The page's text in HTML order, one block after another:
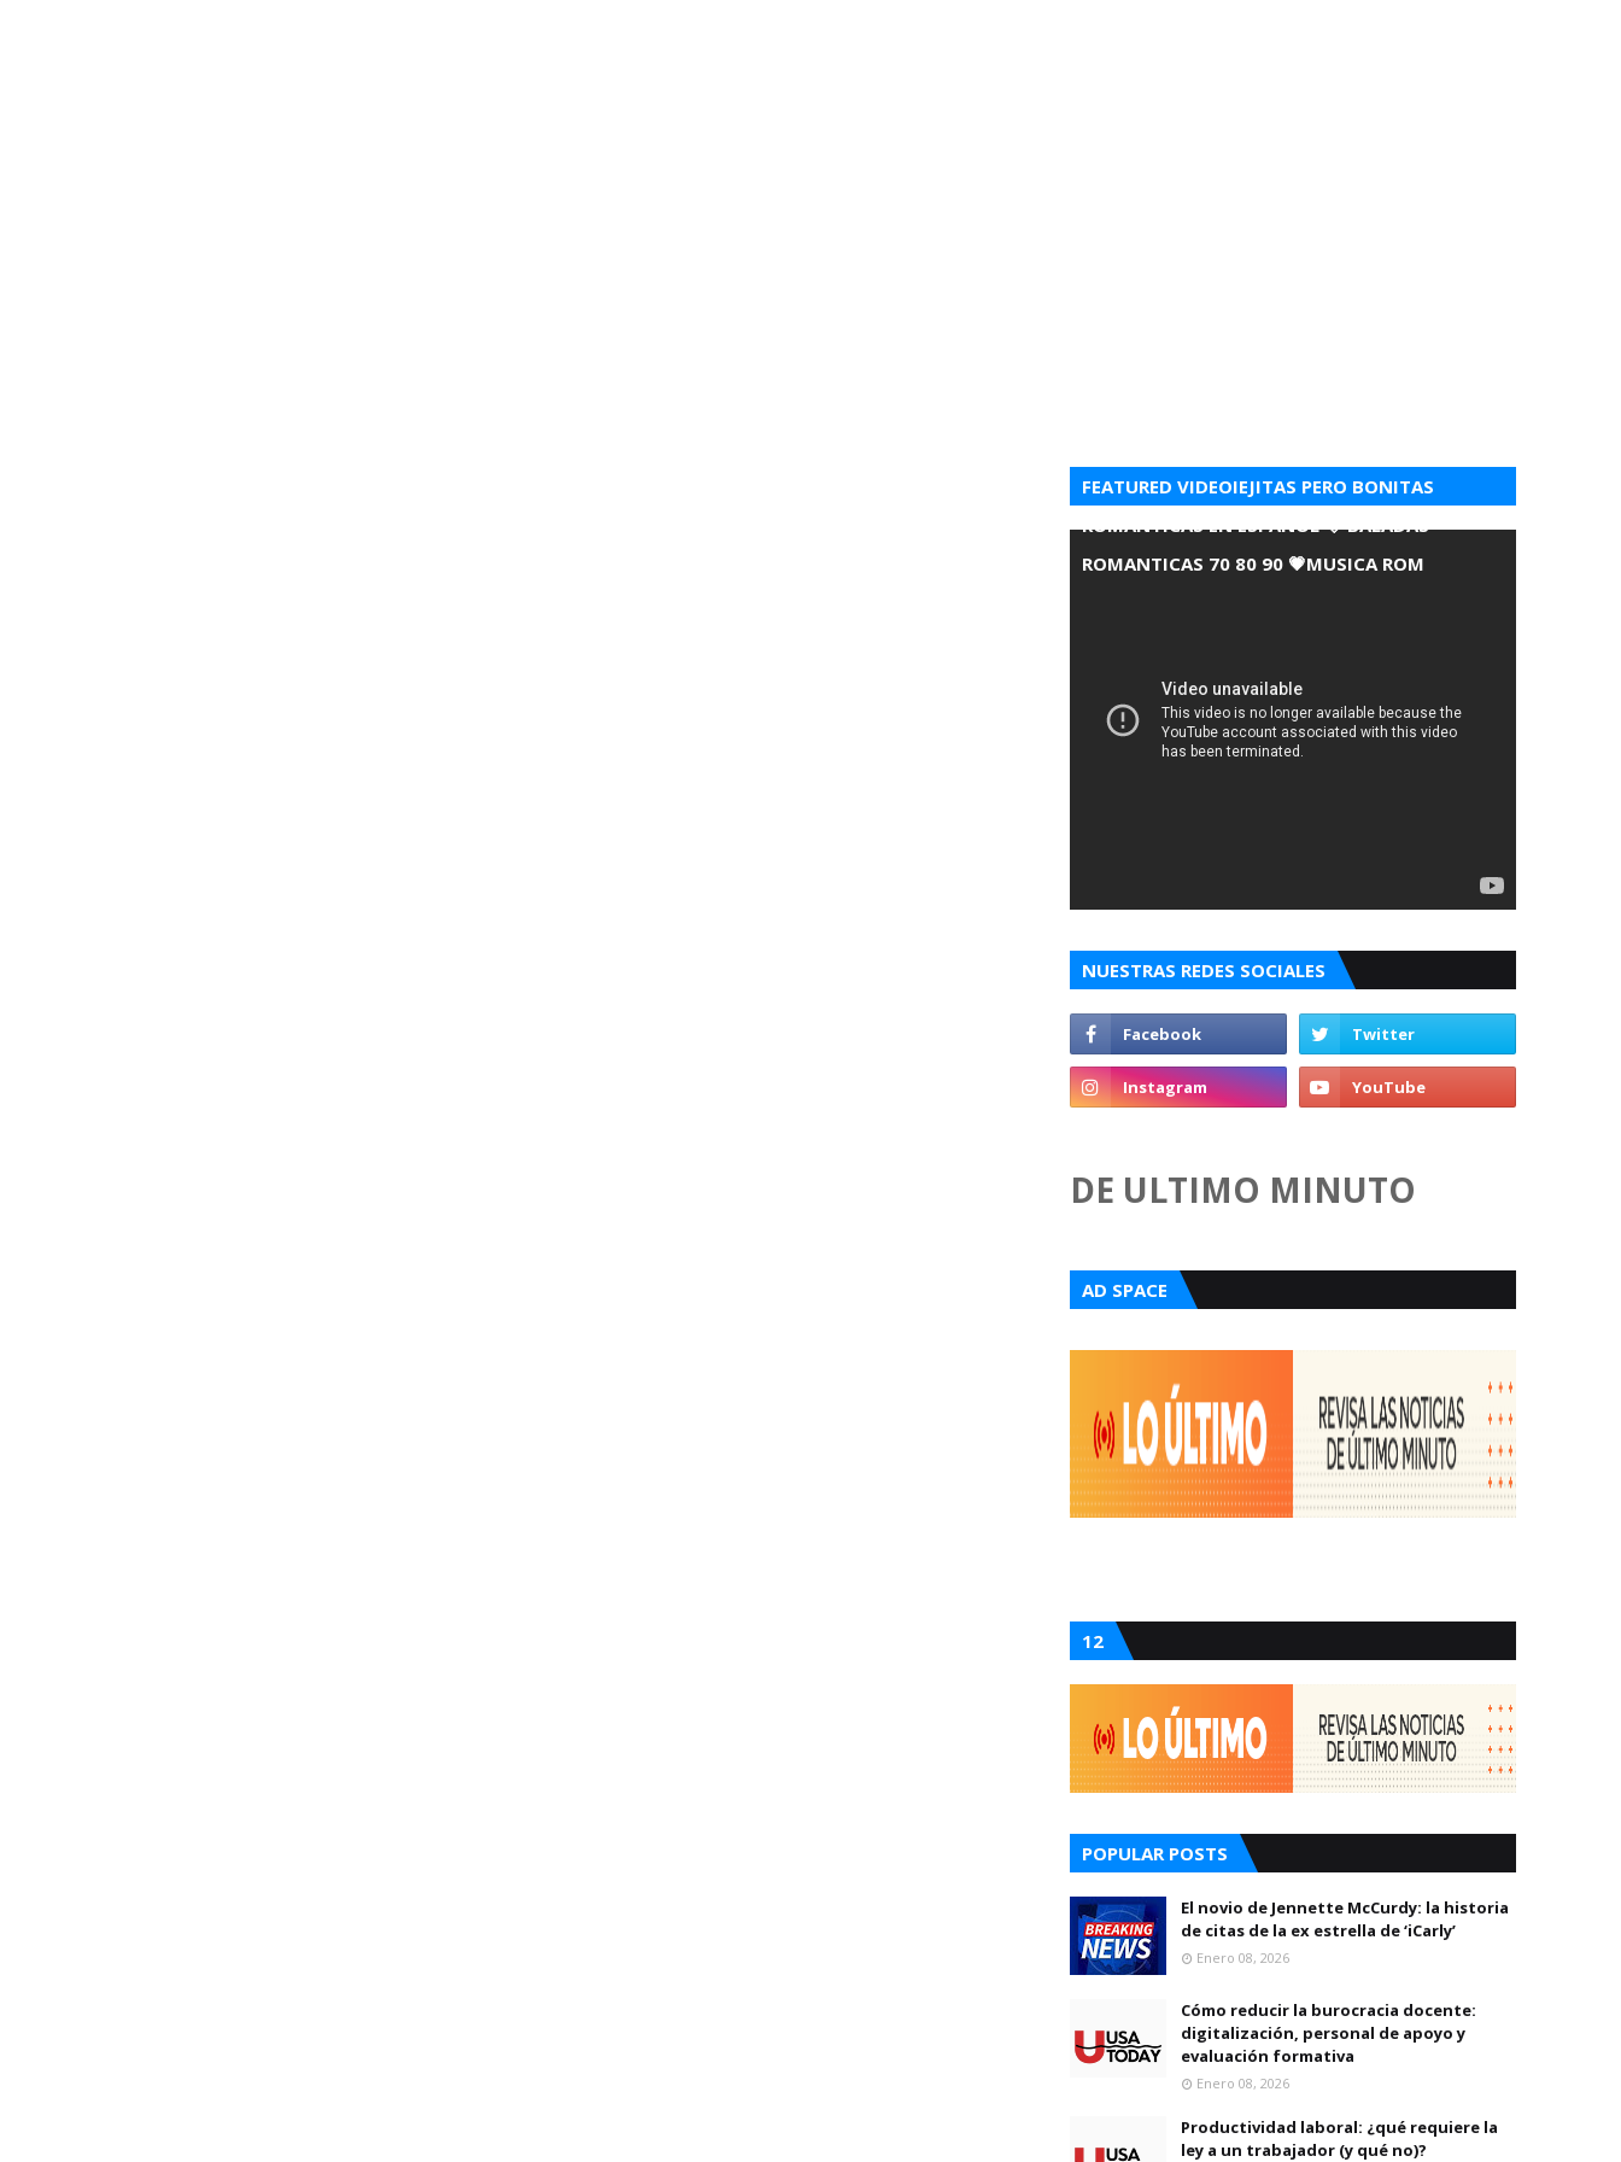
FEATURED VIDEOIEJITAS PERO BONITAS
ROMANTICAS EN ESPANOL 💘 BALADAS
ROMANTICAS 70 80 90 💗MUSICA ROM
NUESTRAS REDES SOCIALES
DE ULTIMO MINUTO
AD SPACE
12
POPULAR POSTS
El novio de Jennette McCurdy: la historia
de citas de la ex estrella de ‘iCarly’
Enero 08, 2026
Cómo reducir la burocracia docente:
digitalización, personal de apoyo y
evaluación formativa
Enero 08, 2026
Productividad laboral: ¿qué requiere la
ley a un trabajador (y qué no)?